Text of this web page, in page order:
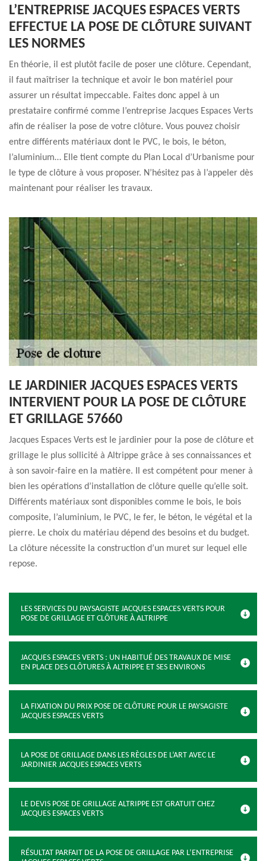
L’ENTREPRISE JACQUES ESPACES VERTS
EFFECTUE LA POSE DE CLÔTURE SUIVANT
LES NORMES
En théorie, il est plutôt facile de poser une clôture. Cependant,
il faut maîtriser la technique et avoir le bon matériel pour
assurer un résultat impeccable. Faites donc appel à un
prestataire confirmé comme l’entreprise Jacques Espaces Verts
afin de réaliser la pose de votre clôture. Vous pouvez choisir
entre différents matériaux dont le PVC, le bois, le béton,
l’aluminium… Elle tient compte du Plan Local d’Urbanisme pour
le type de clôture à vous proposer. N’hésitez pas à l’appeler dès
maintenant pour réaliser les travaux.
LE JARDINIER JACQUES ESPACES VERTS
INTERVIENT POUR LA POSE DE CLÔTURE
ET GRILLAGE 57660
Jacques Espaces Verts est le jardinier pour la pose de clôture et
grillage le plus sollicité à Altrippe grâce à ses connaissances et
à son savoir-faire en la matière. Il est compétent pour mener à
bien les opérations d’installation de clôture quelle qu’elle soit.
Différents matériaux sont disponibles comme le bois, le bois
composite, l’aluminium, le PVC, le fer, le béton, le végétal et la
pierre. Le choix du matériau dépend des besoins et du budget.
La clôture nécessite la construction d’un muret sur lequel elle
repose.
LES SERVICES DU PAYSAGISTE JACQUES ESPACES VERTS POUR
POSE DE GRILLAGE ET CLÔTURE À ALTRIPPE
JACQUES ESPACES VERTS : UN HABITUÉ DES TRAVAUX DE MISE
EN PLACE DES CLÔTURES À ALTRIPPE ET SES ENVIRONS
LA FIXATION DU PRIX POSE DE CLÔTURE POUR LE PAYSAGISTE
JACQUES ESPACES VERTS
LA POSE DE GRILLAGE DANS LES RÈGLES DE L’ART AVEC LE
JARDINIER JACQUES ESPACES VERTS
LE DEVIS POSE DE GRILLAGE ALTRIPPE EST GRATUIT CHEZ
JACQUES ESPACES VERTS
RÉSULTAT PARFAIT DE LA POSE DE GRILLAGE PAR L’ENTREPRISE